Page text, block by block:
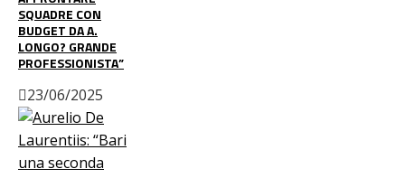
SQUADRE CON
BUDGET DA A.
LONGO? GRANDE
PROFESSIONISTA”
23/06/2025